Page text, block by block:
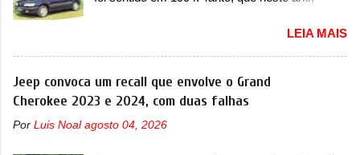
começar pelo Chevrolet Corsa, o mais
destacado deles no ranking que perdurou no
nosso mercado até início de 2012 e com
certeza foi um grandioso lançamento da
ano também era lançada a nova geração do
LEIA MAIS
Jeep convoca um recall que envolve o Grand
Cherokee 2023 e 2024, com duas falhas
Por Luis Noal agosto 04, 2026